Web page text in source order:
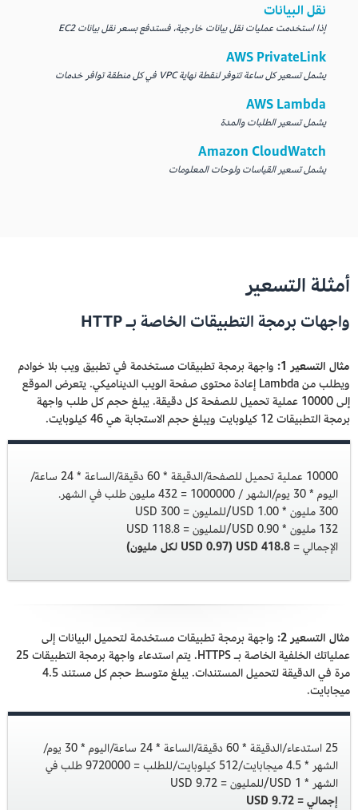
نقل البيانات
إذا استخدمت عمليات نقل بيانات خارجية، فستدفع بسعر نقل بيانات EC2
AWS PrivateLink
يشمل تسعير كل ساعة تتوفر لنقطة نهاية VPC في كل منطقة توافر خدمات
AWS Lambda
يشمل تسعير الطلبات والمدة
Amazon CloudWatch
يشمل تسعير القياسات ولوحات المعلومات
أمثلة التسعير
واجهات برمجة التطبيقات الخاصة بـ HTTP
مثال التسعير 1:
واجهة برمجة تطبيقات مستخدمة في تطبيق ويب بلا خوادم
ويطلب من Lambda إعادة محتوى صفحة الويب الديناميكي. يتعرض الموقع
إلى 10000 عملية تحميل للصفحة كل دقيقة. يبلغ حجم كل طلب واجهة
برمجة التطبيقات 12 كيلوبايت ويبلغ حجم الاستجابة هي 46 كيلوبايت.
10000 عملية تحميل للصفحة/الدقيقة * 60 دقيقة/الساعة * 24 ساعة/
اليوم * 30 يوم/الشهر / 1000000 = 432 مليون طلب في الشهر.
300 مليون * 1.00 USD/للمليون = 300 USD
132 مليون * 0.90 USD/للمليون = 118.8 USD
الإجمالي = 418.8 USD (0.97 ‏USD لكل مليون)
مثال التسعير 2:
واجهة برمجة تطبيقات مستخدمة لتحميل البيانات إلى
عملياتك الخلفية الخاصة بـ HTTPS. يتم استدعاء واجهة برمجة التطبيقات 25
مرة في الدقيقة لتحميل المستندات. يبلغ متوسط حجم كل مستند 4.5
ميجابايت.
25 استدعاء/الدقيقة * 60 دقيقة/الساعة * 24 ساعة/اليوم * 30 يوم/
الشهر * 4.5 ميجابايت/512 كيلوبايت/للطلب = 9720000 طلب في
الشهر * 1 USD/للمليون = 9.72 USD
إجمالي = 9.72 USD